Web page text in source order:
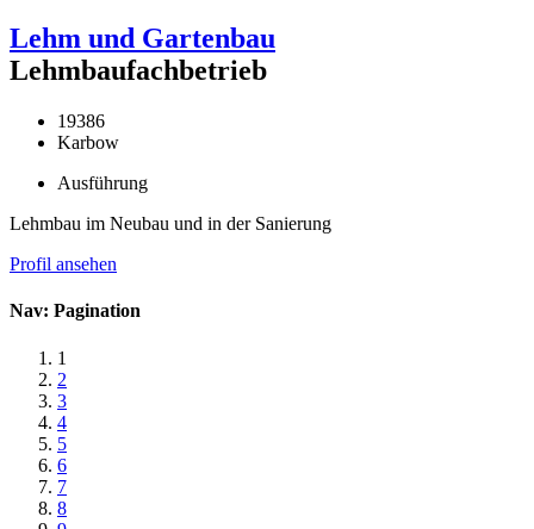
Lehm und Gartenbau
Lehmbaufachbetrieb
19386
Karbow
Ausführung
Lehmbau im Neubau und in der Sanierung
Profil ansehen
Nav: Pagination
1
2
3
4
5
6
7
8